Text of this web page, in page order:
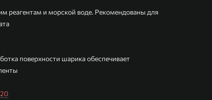
реагентам и морской воде. Рекомендованы для
поверхности шарика обеспечивает